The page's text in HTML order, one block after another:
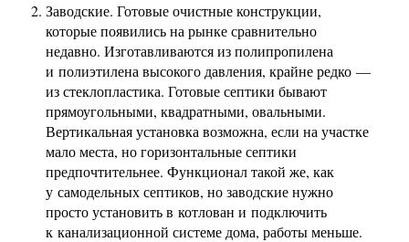
Заводские. Готовые очистные конструкции,
которые появились на рынке сравнительно
недавно. Изготавливаются из полипропилена
и полиэтилена высокого давления, крайне редко —
из стеклопластика. Готовые септики бывают
прямоугольными, квадратными, овальными.
Вертикальная установка возможна, если на участке
мало места, но горизонтальные септики
предпочтительнее. Функционал такой же, как
у самодельных септиков, но заводские нужно
просто установить в котлован и подключить
к канализационной системе дома, работы меньше.